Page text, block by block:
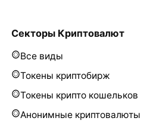
Секторы Криптовалют
Все виды
Токены криптобирж
Токены крипто кошельков
Анонимные криптовалюты